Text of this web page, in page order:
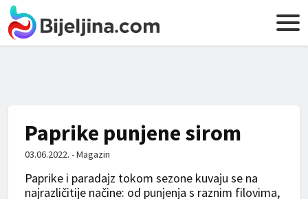
Paprike punjene sirom
03.06.2022. - Magazin
Paprike i paradajz tokom sezone kuvaju se na
najrazličitije načine: od punjenja s raznim filovima,